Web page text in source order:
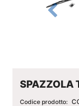
SPAZZOLA
Codice prodotto: